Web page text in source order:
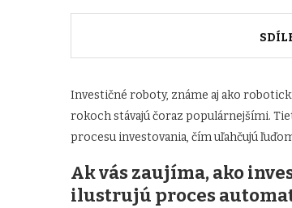
Investičné roboty, známe aj ako
rokoch stávajú čoraz populárnejšími.
procesu investovania, čím uľahčujú
Ak vás zaujíma, ako
ilustrujú proces